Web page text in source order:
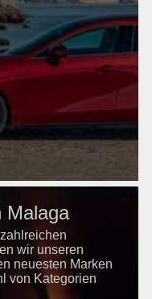
Malaga
wir unseren
neuesten Marken
von Kategorien